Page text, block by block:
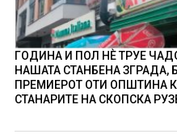
ГОДИНА И ПОЛ НÈ ТРУЕ
НАШАТА СТАНБЕНА ЗГРАДА,
ПРЕМИЕРОТ ОТИ ОПШТИНА
СТАНАРИТЕ НА СКОПСКА